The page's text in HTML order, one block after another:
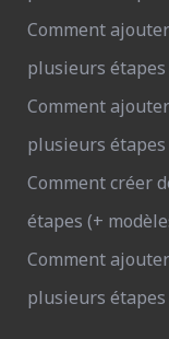
Comment
plusieurs étapes
Comment
plusieurs étapes
Comment créer
étapes (+
Comment
plusieurs étapes